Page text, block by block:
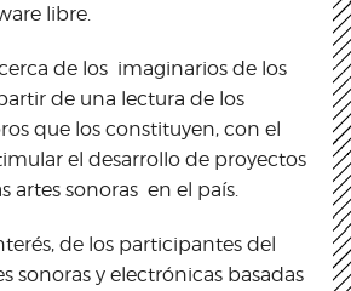
libre.
de los imaginarios de los
de una lectura de los
que los constituyen, con el
el desarrollo de proyectos
artes sonoras en el país.
de los participantes del
sonoras y electrónicas basadas